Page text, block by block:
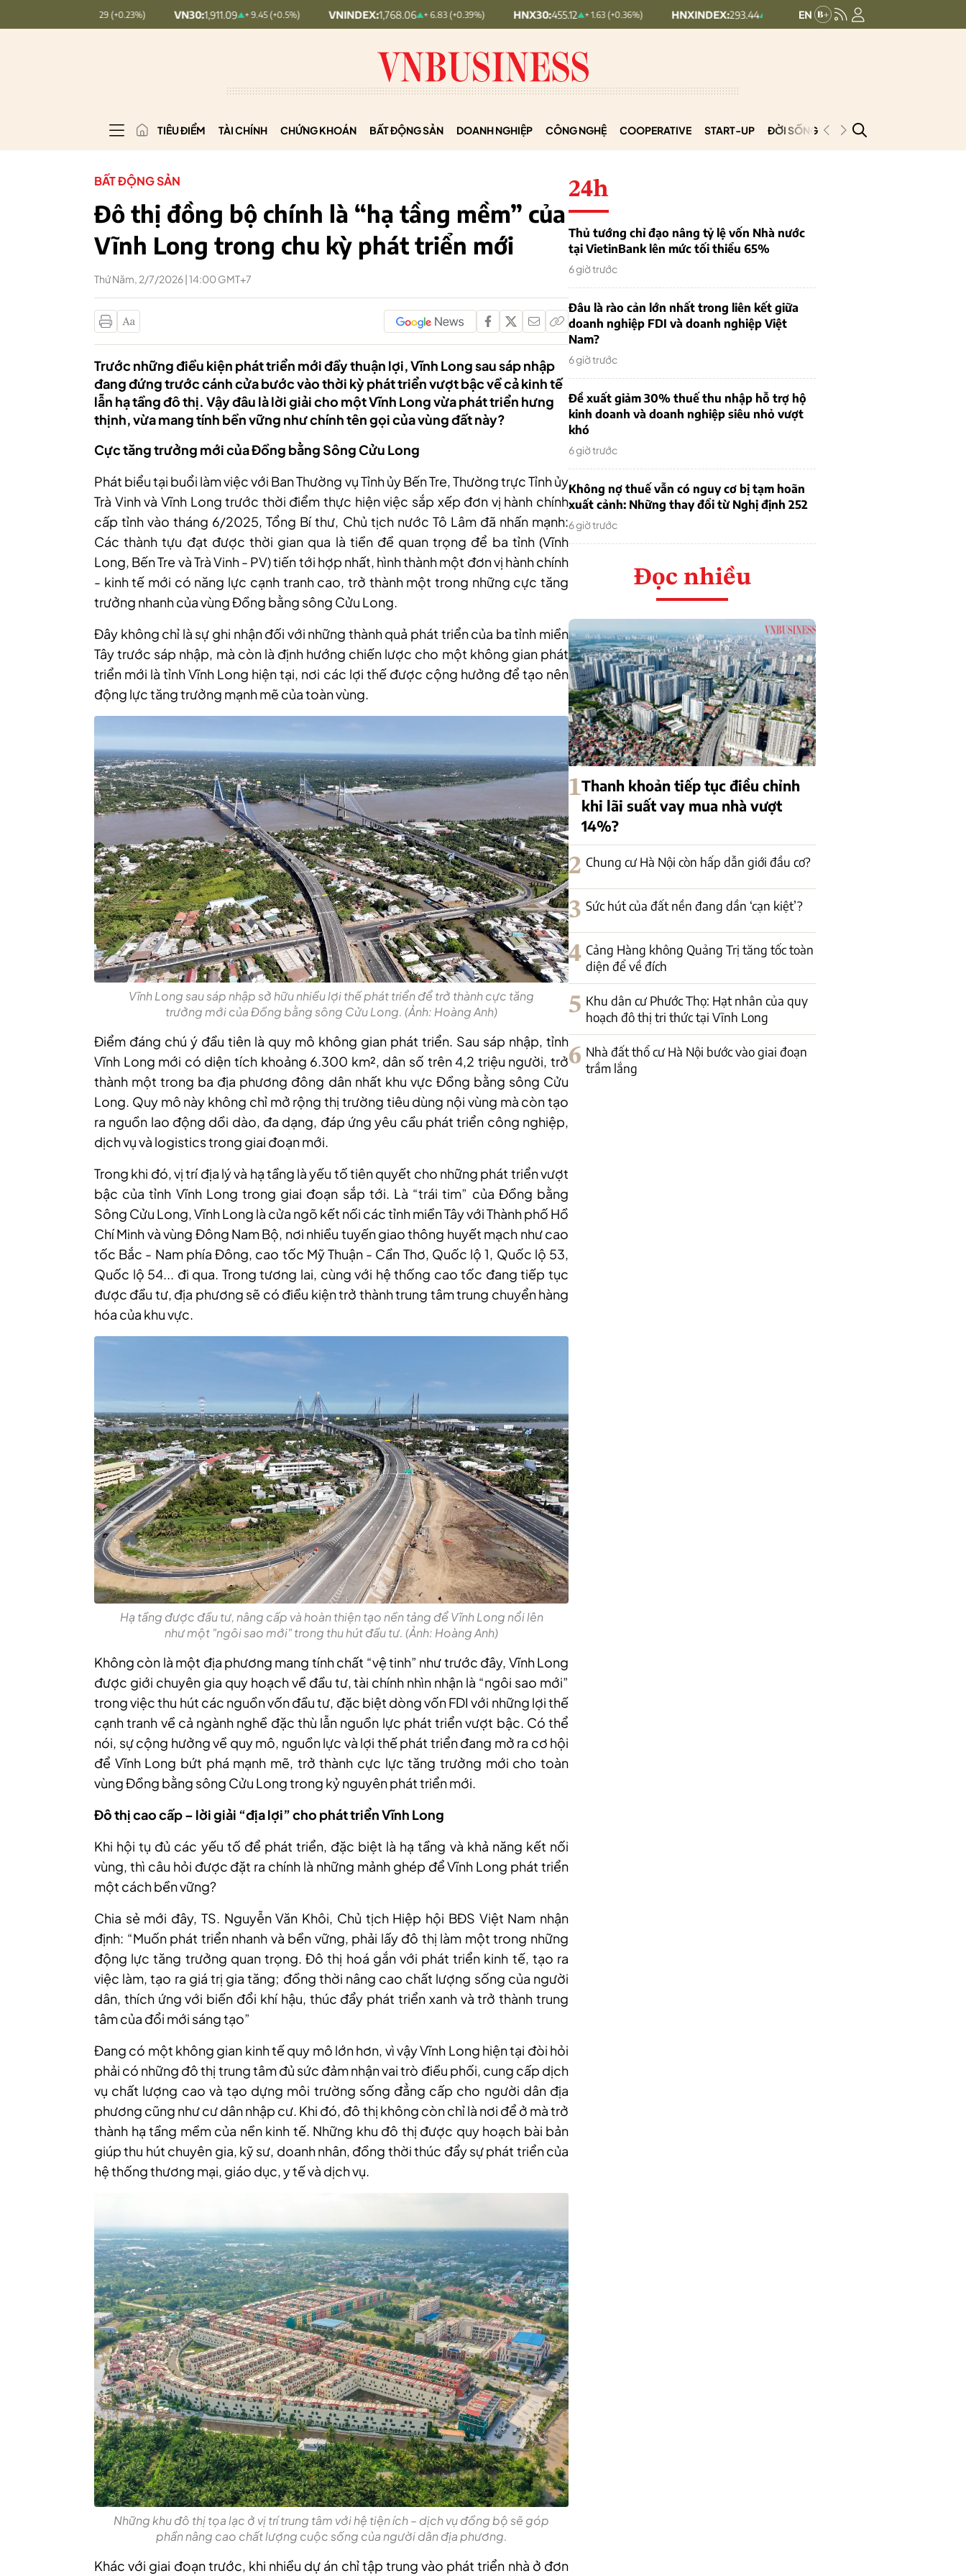
VN30: 1,911.09 + 9.45 (+0.5%) VNINDEX: 1,768.06 + 6.83 (+0.39%) HNX30: 455.12 + 1.63 (+0.36%) HNXINDEX:293.44 + 0.25 (+0.09%) UPCOMINDEX:
TIÊU ĐIỂM TÀI CHÍNH CHỨNG KHOÁN BẤT ĐỘNG SẢN DOANH NGHIỆP CÔNG NGHỆ COOPERATIVE START-UP ĐỜI SỐNG PODCAST
BẤT ĐỘNG SẢN
Đô thị đồng bộ chính là “hạ tầng mềm” của
Vĩnh Long trong chu kỳ phát triển mới
Thứ Năm, 2/7/2026 | 14:00 GMT+7
Trước những điều kiện phát triển mới đầy thuận lợi, Vĩnh Long sau sáp nhập
đang đứng trước cánh cửa bước vào thời kỳ phát triển vượt bậc về cả kinh tế
lẫn hạ tầng đô thị. Vậy đâu là lời giải cho một Vĩnh Long vừa phát triển hưng
thịnh, vừa mang tính bền vững như chính tên gọi của vùng đất này?
Cực tăng trưởng mới của Đồng bằng Sông Cửu Long
Phát biểu tại buổi làm việc với Ban Thường vụ Tỉnh ủy Bến Tre, Thường trực Tỉnh ủy
Trà Vinh và Vĩnh Long trước thời điểm thực hiện việc sắp xếp đơn vị hành chính
cấp tỉnh vào tháng 6/2025, Tổng Bí thư, Chủ tịch nước Tô Lâm đã nhấn mạnh:
Các thành tựu đạt được thời gian qua là tiền đề quan trọng để ba tỉnh (Vĩnh
Long, Bến Tre và Trà Vinh - PV) tiến tới hợp nhất, hình thành một đơn vị hành chính
- kinh tế mới có năng lực cạnh tranh cao, trở thành một trong những cực tăng
trưởng nhanh của vùng Đồng bằng sông Cửu Long.
Đây không chỉ là sự ghi nhận đối với những thành quả phát triển của ba tỉnh miền
Tây trước sáp nhập, mà còn là định hướng chiến lược cho một không gian phát
triển mới là tỉnh Vĩnh Long hiện tại, nơi các lợi thế được cộng hưởng để tạo nên
động lực tăng trưởng mạnh mẽ của toàn vùng.
Vĩnh Long sau sáp nhập sở hữu nhiều lợi thế phát triển để trở thành cực tăng
trưởng mới của Đồng bằng sông Cửu Long. (Ảnh: Hoàng Anh)
Điểm đáng chú ý đầu tiên là quy mô không gian phát triển. Sau sáp nhập, tỉnh
Vĩnh Long mới có diện tích khoảng 6.300 km², dân số trên 4,2 triệu người, trở
thành một trong ba địa phương đông dân nhất khu vực Đồng bằng sông Cửu
Long. Quy mô này không chỉ mở rộng thị trường tiêu dùng nội vùng mà còn tạo
ra nguồn lao động dồi dào, đa dạng, đáp ứng yêu cầu phát triển công nghiệp,
dịch vụ và logistics trong giai đoạn mới.
Trong khi đó, vị trí địa lý và hạ tầng là yếu tố tiên quyết cho những phát triển vượt
bậc của tỉnh Vĩnh Long trong giai đoạn sắp tới. Là “trái tim” của Đồng bằng
Sông Cửu Long, Vĩnh Long là cửa ngõ kết nối các tỉnh miền Tây với Thành phố Hồ
Chí Minh và vùng Đông Nam Bộ, nơi nhiều tuyến giao thông huyết mạch như cao
tốc Bắc - Nam phía Đông, cao tốc Mỹ Thuận - Cần Thơ, Quốc lộ 1, Quốc lộ 53,
Quốc lộ 54... đi qua. Trong tương lai, cùng với hệ thống cao tốc đang tiếp tục
được đầu tư, địa phương sẽ có điều kiện trở thành trung tâm trung chuyển hàng
hóa của khu vực.
Hạ tầng được đầu tư, nâng cấp và hoàn thiện tạo nền tảng để Vĩnh Long nổi lên
như một "ngôi sao mới" trong thu hút đầu tư. (Ảnh: Hoàng Anh)
Không còn là một địa phương mang tính chất “vệ tinh” như trước đây, Vĩnh Long
được giới chuyên gia quy hoạch về đầu tư, tài chính nhìn nhận là “ngôi sao mới”
trong việc thu hút các nguồn vốn đầu tư, đặc biệt dòng vốn FDI với những lợi thế
cạnh tranh về cả ngành nghề đặc thù lẫn nguồn lực phát triển vượt bậc. Có thể
nói, sự cộng hưởng về quy mô, nguồn lực và lợi thế phát triển đang mở ra cơ hội
để Vĩnh Long bứt phá mạnh mẽ, trở thành cực lực tăng trưởng mới cho toàn
vùng Đồng bằng sông Cửu Long trong kỷ nguyên phát triển mới.
Đô thị cao cấp – lời giải “địa lợi” cho phát triển Vĩnh Long
Khi hội tụ đủ các yếu tố để phát triển, đặc biệt là hạ tầng và khả năng kết nối
vùng, thì câu hỏi được đặt ra chính là những mảnh ghép để Vĩnh Long phát triển
một cách bền vững?
Chia sẻ mới đây, TS. Nguyễn Văn Khôi, Chủ tịch Hiệp hội BĐS Việt Nam nhận
định: “Muốn phát triển nhanh và bền vững, phải lấy đô thị làm một trong những
động lực tăng trưởng quan trọng. Đô thị hoá gắn với phát triển kinh tế, tạo ra
việc làm, tạo ra giá trị gia tăng; đồng thời nâng cao chất lượng sống của người
dân, thích ứng với biến đổi khí hậu, thúc đẩy phát triển xanh và trở thành trung
tâm của đổi mới sáng tạo”
Đang có một không gian kinh tế quy mô lớn hơn, vì vậy Vĩnh Long hiện tại đòi hỏi
phải có những đô thị trung tâm đủ sức đảm nhận vai trò điều phối, cung cấp dịch
vụ chất lượng cao và tạo dựng môi trường sống đẳng cấp cho người dân địa
phương cũng như cư dân nhập cư. Khi đó, đô thị không còn chỉ là nơi để ở mà trở
thành hạ tầng mềm của nền kinh tế. Những khu đô thị được quy hoạch bài bản
giúp thu hút chuyên gia, kỹ sư, doanh nhân, đồng thời thúc đẩy sự phát triển của
hệ thống thương mại, giáo dục, y tế và dịch vụ.
Những khu đô thị tọa lạc ở vị trí trung tâm với hệ tiện ích – dịch vụ đồng bộ sẽ góp
phần nâng cao chất lượng cuộc sống của người dân địa phương.
Khác với giai đoạn trước, khi nhiều dự án chỉ tập trung vào phát triển nhà ở đơn
24h
Thủ tướng chỉ đạo nâng tỷ lệ vốn Nhà nước
tại VietinBank lên mức tối thiểu 65%
6 giờ trước
Đâu là rào cản lớn nhất trong liên kết giữa
doanh nghiệp FDI và doanh nghiệp Việt
Nam?
6 giờ trước
Đề xuất giảm 30% thuế thu nhập hỗ trợ hộ
kinh doanh và doanh nghiệp siêu nhỏ vượt
khó
6 giờ trước
Không nợ thuế vẫn có nguy cơ bị tạm hoãn
xuất cảnh: Những thay đổi từ Nghị định 252
6 giờ trước
Đọc nhiều
1Thanh khoản tiếp tục điều chỉnh
khi lãi suất vay mua nhà vượt
14%?
2 Chung cư Hà Nội còn hấp dẫn giới đầu cơ?
3 Sức hút của đất nền đang dần ‘cạn kiệt’?
4 Cảng Hàng không Quảng Trị tăng tốc toàn
diện để về đích
5 Khu dân cư Phước Thọ: Hạt nhân của quy
hoạch đô thị tri thức tại Vĩnh Long
6 Nhà đất thổ cư Hà Nội bước vào giai đoạn
trầm lắng